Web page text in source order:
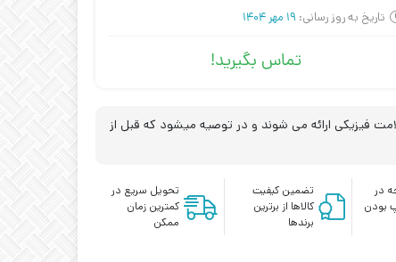
تاریخ به روز رسانی: 19 مهر 1404
تماس بگیرید!
فیزیکی ارائه می شوند و در توصیه میشود که قبل از
در
بودن
تضمین کیفیت
کالاها از برترین
برندها
تحویل سریع در
کمترین زمان
ممکن